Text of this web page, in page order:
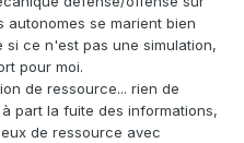
se marient bien
si ce n'est pas une simulation,
pour moi.
de ressource... rien de
part la fuite des informations,
de ressource avec